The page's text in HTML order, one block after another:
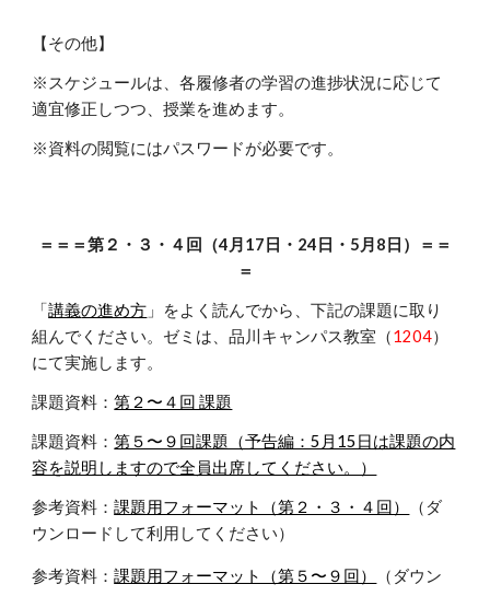
【その他】
※スケジュールは、各履修者の学習の進捗状況に応じて
適宜修正しつつ、授業を進めます。
※資料の閲覧にはパスワードが必要です。
＝＝＝第２・３・４回（4月17日・24日・5月8日）＝＝
＝
「講義の進め方 」をよく読んでから、下記の課題に取り
組んでください。 ゼミは、品川キャンパス教室（1204）
にて実施します。
課題資料：第２〜４回 課題
課題資料：第５〜９回課題（予告編：5月15日は課題の内
容を説明しますので全員出席してください。）
参考資料：課題用フォーマット（第２・３・４回）
（ダ
ウンロードして利用してください）
参考資料：課題用フォーマット（第５〜９回）
（ダウン